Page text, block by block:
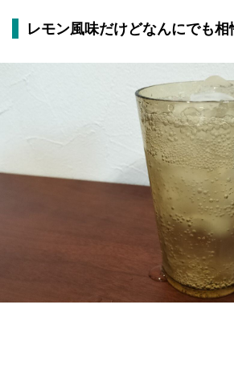
レモン風味だけどなんにでも